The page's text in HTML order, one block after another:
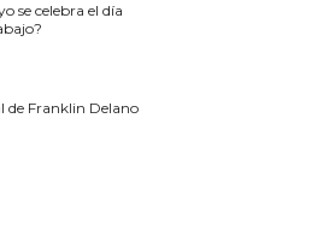
se celebra el día
de Franklin Delano